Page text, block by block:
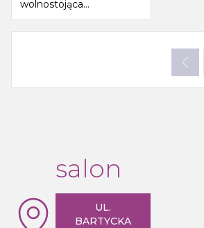
wolnostojąca
150x75x58cm, kompozyt,
czarny/biały
salon
UL.
BARTYCKA